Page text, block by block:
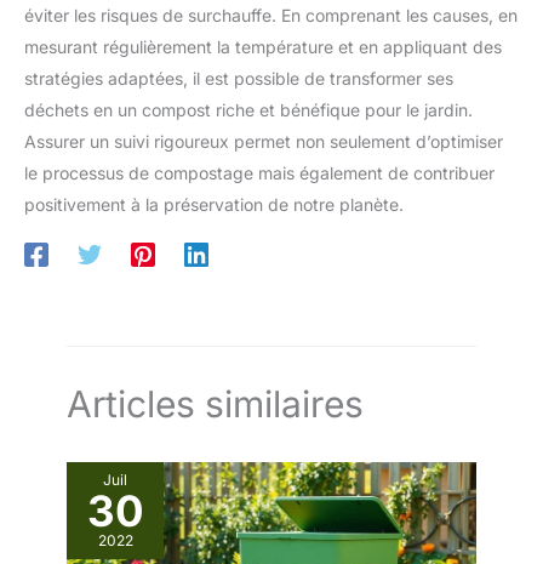
éviter les risques de surchauffe. En comprenant les causes, en
mesurant régulièrement la température et en appliquant des
stratégies adaptées, il est possible de transformer ses
déchets en un compost riche et bénéfique pour le jardin.
Assurer un suivi rigoureux permet non seulement d’optimiser
le processus de compostage mais également de contribuer
positivement à la préservation de notre planète.
Articles similaires
Juil
30
2022